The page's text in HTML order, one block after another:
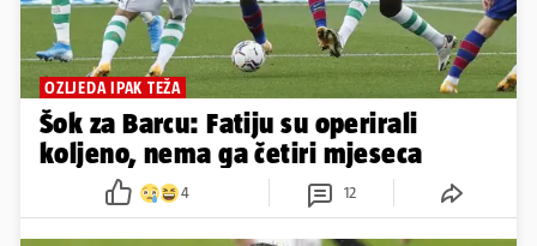
OZLJEDA IPAK TEŽA
Šok za Barcu: Fatiju su operirali
koljeno, nema ga četiri mjeseca
4 12